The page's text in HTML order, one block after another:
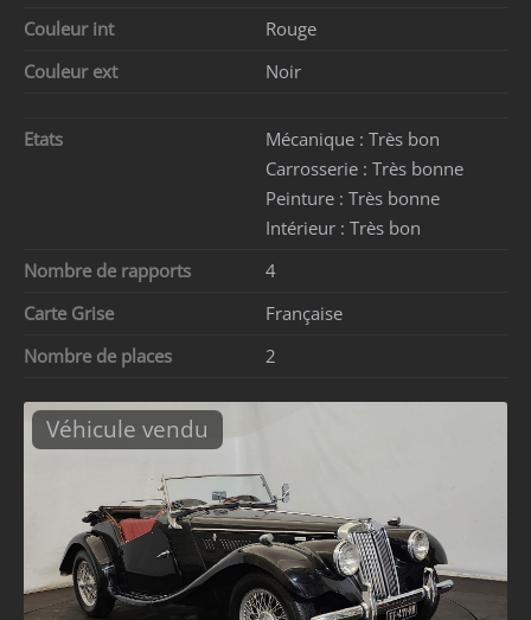
Couleur int
Rouge
Couleur ext
Noir
Etats Mécanique : Très bon
Carrosserie : Très bonne
Peinture : Très bonne
Intérieur : Très bon
Nombre de rapports
4
Carte Grise
Française
Nombre de places
2
Véhicule vendu